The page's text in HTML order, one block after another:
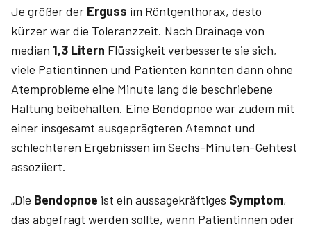
Je größer der Erguss im Röntgenthorax, desto
kürzer war die Toleranzzeit. Nach Drainage von
median 1,3 Litern Flüssigkeit verbesserte sie sich,
viele Patientinnen und Patienten konnten dann ohne
Atemprobleme eine Minute lang die beschriebene
Haltung beibehalten. Eine Bendopnoe war zudem mit
einer insgesamt ausgeprägteren Atemnot und
schlechteren Ergebnissen im Sechs-Minuten-Gehtest
assoziiert.
„Die Bendopnoe ist ein aussagekräftiges Symptom,
das abgefragt werden sollte, wenn Patientinnen oder